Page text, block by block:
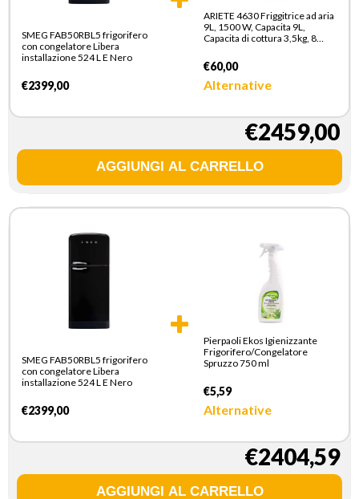
SMEG FAB50RBL5 frigorifero
con congelatore Libera
installazione 524 L E Nero
€2399,00
ARIETE 4630 Friggitrice ad aria
9L, 1500 W, Capacita 9L,
Capacita di cottura 3,5kg, 8
Temperatura fino a 200°,
Cestello trasparente per
controllo cottura, Bianco
€60,00
Alternative
€2459,00
SMEG FAB50RBL5 frigorifero
con congelatore Libera
installazione 524 L E Nero
€2399,00
Pierpaoli Ekos Igienizzante
Frigorifero/Congelatore
Spruzzo 750 ml
€5,59
Alternative
€2404,59